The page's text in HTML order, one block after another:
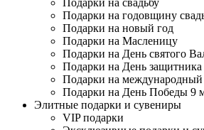
Подарки на свадьбу
Подарки на годовщину
Подарки на новый год
Подарки на Масленицу
Подарки на День святого
Подарки на День защитника
Подарки на
Подарки на День Победы 9
Элитные подарки и сувениры
VIP подарки